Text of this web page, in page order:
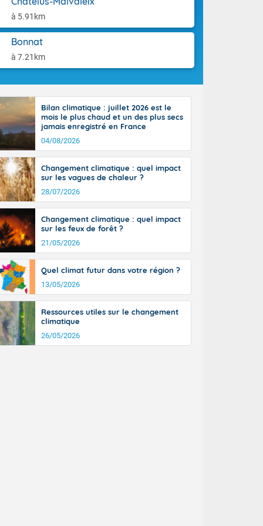
à 5.91km
Bonnat
à 7.21km
sur
avec des
sur le sud
sur la
entre 50 et
résiste sur
Alpes à
et 20
du
50-60 km/h
les
l'après-
général, 14
il fait
30 à 35
Bilan climatique : juillet 2026 est le
mois le plus chaud et un des plus secs
jamais enregistré en France
04/08/2026
Changement climatique : quel impact
sur les vagues de chaleur ?
28/07/2026
Changement climatique : quel impact
sur les feux de forêt ?
21/05/2026
Quel climat futur dans votre région ?
13/05/2026
Ressources utiles sur le changement
climatique
26/05/2026